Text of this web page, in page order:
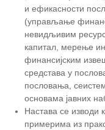
и ефикасности
(управљање
невидљивим
капитал, мерење
финансијским
средстава у
пословања,
основама јавних
Настава се изводи
примерима из